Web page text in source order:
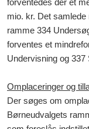
mio. kr. Det samlede
ramme 334
forventes et
Undervisning og 337
Omplaceringer og
Der søges om
Børneudvalgets